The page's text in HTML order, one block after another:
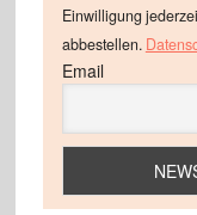
Einwilligung
abbestellen.
Email